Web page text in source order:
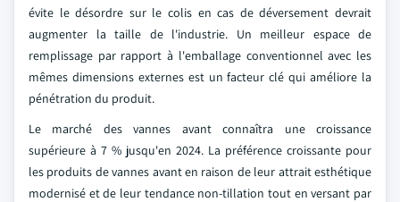
évite le désordre sur le colis en cas de déversement devrait
augmenter la taille de l'industrie. Un meilleur espace de
remplissage par rapport à l'emballage conventionnel avec les
mêmes dimensions externes est un facteur clé qui améliore la
pénétration du produit.
Le marché des vannes avant connaîtra une croissance
supérieure à 7 % jusqu'en 2024. La préférence croissante pour
les produits de vannes avant en raison de leur attrait esthétique
modernisé et de leur tendance non-tillation tout en versant par